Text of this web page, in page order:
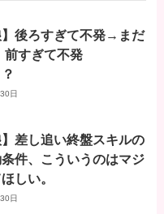
】後ろすぎて不発→まだ
前すぎて不発
日
】差し追い終盤スキルの
件、こういうのはマジ
しい。
日